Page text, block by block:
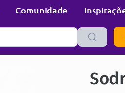
Comunidade